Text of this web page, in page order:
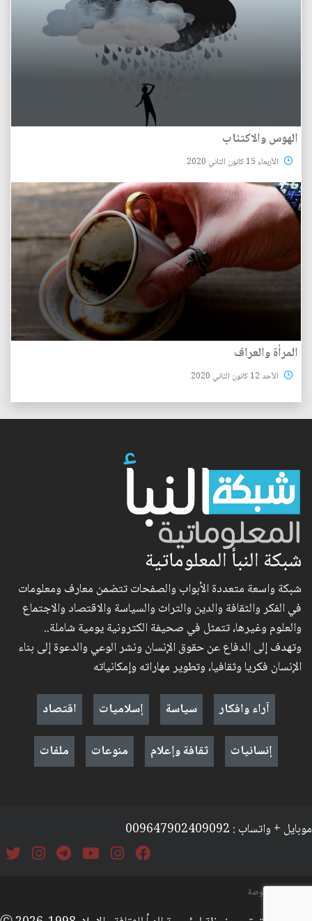
الهوس والاكتئاب
الأربعاء 15 كانون الثاني 2020
المرأة والعراف
الأحد 12 كانون الثاني 2020
شبكة النبأ المعلوماتية
شبكة واسعة متعددة الأبواب والصفحات تتضمن معارف ومعلومات
في الفكر والثقافة والدين والتراث والسياسة والاقتصاد والاجتماع
والعلوم وغيرها، تتمثل في صحيفة الكترونية يومية شاملة..
وتهدف إلى الدفاع عن حقوق الإنسان ونشر الوعي والدعوة إلى بناء
الإنسان فكريا وثقافيا، وتطوير مهاراته وإمكانياته
آراء وافكار
سياسة إسلاميات
اقتصاد
إنسانيات
ثقافة وإعلام منوعات ملفات
موبايل + واتساب : 009647902409092
السياسة والخصوصة